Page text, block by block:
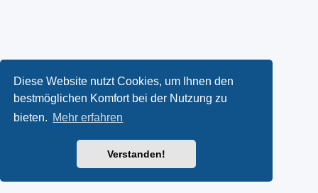
Diese Website nutzt Cookies, um Ihnen den
bestmöglichen Komfort bei der Nutzung zu
bieten. Mehr erfahren
Verstanden!